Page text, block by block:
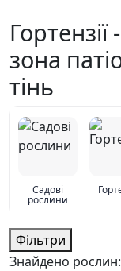
зона
тінь
Садові
рослини
Фільтри
Знайдено рослин: